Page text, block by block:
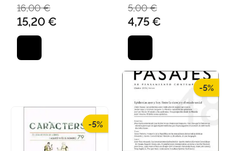
16,00 €
15,20 €
5,00 €
4,75 €
-5%
-5%